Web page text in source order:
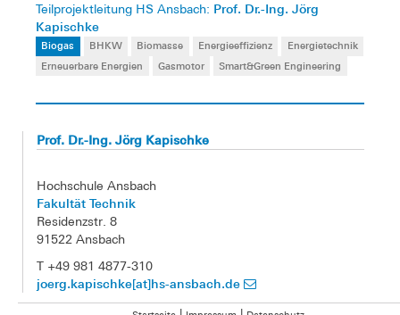
Teilprojektleitung HS Ansbach: Prof. Dr.-Ing. Jörg
Kapischke
Biogas BHKW Biomasse Energieeffizienz
Energietechnik
Erneuerbare Energien
Gasmotor Smart&Green Engineering
Prof. Dr.-Ing. Jörg Kapischke
Hochschule Ansbach
Fakultät Technik
Residenzstr. 8
91522 Ansbach
T +49 981 4877-310
joerg.kapischke[at]hs-ansbach.de